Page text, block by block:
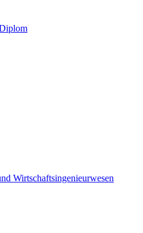
Wirtschaftsingenieurwesen